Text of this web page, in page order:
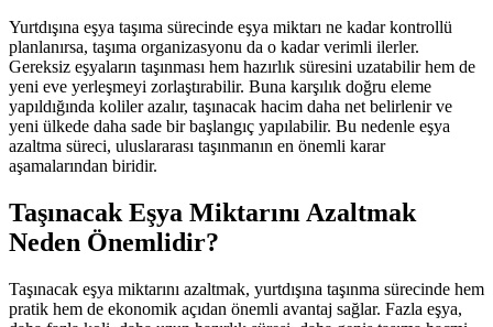
Yurtdışına eşya taşıma sürecinde eşya miktarı ne kadar kontrollü
planlanırsa, taşıma organizasyonu da o kadar verimli ilerler.
Gereksiz eşyaların taşınması hem hazırlık süresini uzatabilir hem de
yeni eve yerleşmeyi zorlaştırabilir. Buna karşılık doğru eleme
yapıldığında koliler azalır, taşınacak hacim daha net belirlenir ve
yeni ülkede daha sade bir başlangıç yapılabilir. Bu nedenle eşya
azaltma süreci, uluslararası taşınmanın en önemli karar
aşamalarından biridir.
Taşınacak Eşya Miktarını Azaltmak
Neden Önemlidir?
Taşınacak eşya miktarını azaltmak, yurtdışına taşınma sürecinde hem
pratik hem de ekonomik açıdan önemli avantaj sağlar. Fazla eşya,